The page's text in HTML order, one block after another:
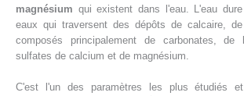
magnésium qui existent dans l'eau. L'eau
eaux qui traversent des dépôts de calcaire,
composés principalement de carbonates, de
sulfates de calcium et de magnésium.
C'est l'un des paramètres les plus étudiés